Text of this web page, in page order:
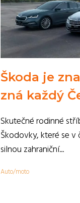
Škoda je
zná každý
Skutečné rodinné
Škodovky, které se v
silnou zahraniční...
Auto/moto